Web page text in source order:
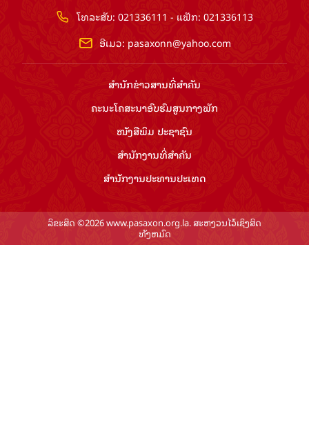
ໂທລະສັບ: 021336111 - ແຟັກ: 021336113
ອີເມວ: pasaxonn@yahoo.com
ສຳ​ນັກ​ຂ່າວ​ສານ​ທີ່​ສຳ​ຄັນ​
ຄະນະໂຄສະນາອົບຮົມ​ສູນ​ກາງ​ພັກ
ໜັງສືພິມ ປະ​ຊາ​ຊົນ
ສຳ​ນັກ​ງານ​ທີ່​ສຳ​ຄັນ
ສຳ​ນັກ​ງານ​ປະ​ທານ​ປະ​ເທດ
ລິຂະສິດ ©2026 www.pasaxon.org.la. ສະຫງວນໄວ້ເຊິງສິດ
ທັງຫມົດ